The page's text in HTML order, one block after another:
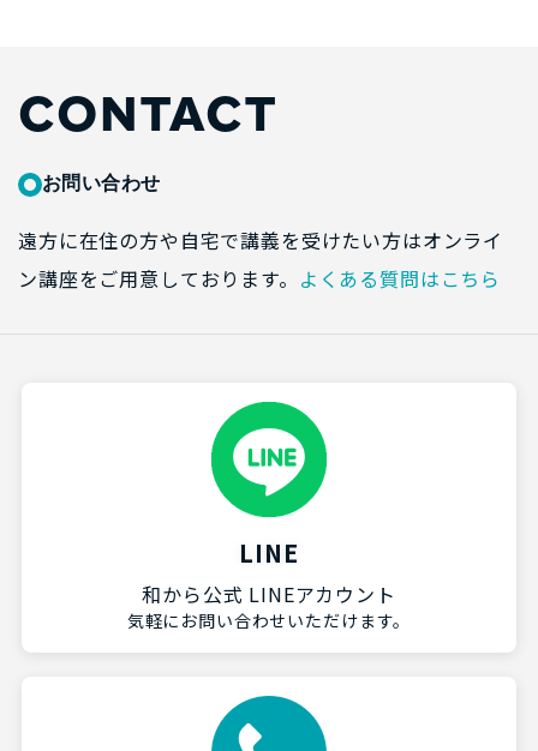
CONTACT
お問い合わせ
遠方に在住の方や自宅で講義を受けたい方はオンライ
ン講座をご用意しております。 よくある質問はこちら
LINE
和から公式 LINEアカウント
気軽にお問い合わせいただけます。